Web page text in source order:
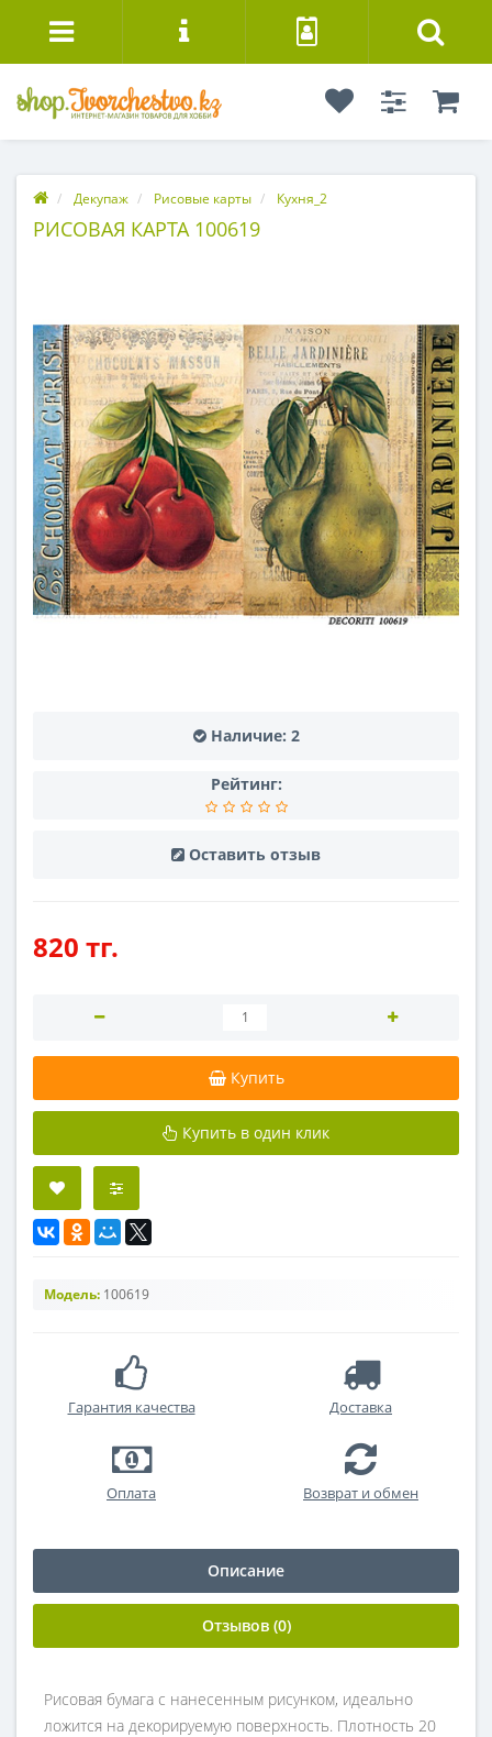
Декупаж Рисовые карты Кухня_2
РИСОВАЯ КАРТА 100619
Наличие: 2
Рейтинг:
Оставить отзыв
820 тг.
Купить
Купить в один клик
Модель: 100619
Гарантия качества Доставка
Оплата Возврат и обмен
Описание
Отзывов (0)
Рисовая бумага с нанесенным рисунком, идеально
ложится на декорируемую поверхность. Плотность 20